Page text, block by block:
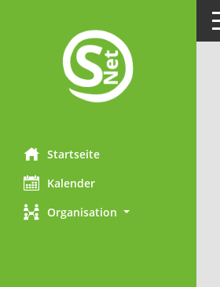
Startseite
Kalender
Organisation